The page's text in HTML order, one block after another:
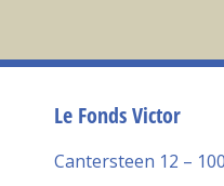
Le Fonds Victor
Cantersteen 12 –